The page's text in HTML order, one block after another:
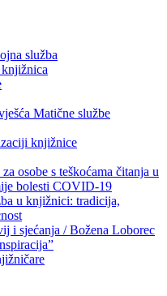
služba
Matične službe
knjižnice
osobe s teškoćama čitanja u
bolesti COVID-19
u knjižnici: tradicija,
i sjećanja / Božena Loborec